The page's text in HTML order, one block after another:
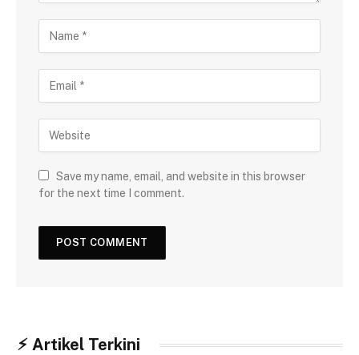
Save my name, email, and website in this browser
for the next time I comment.
⚡︎ Artikel Terkini